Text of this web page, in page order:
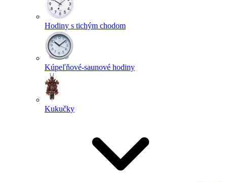
Hodiny s tichým chodom
Kúpeľňové-saunové hodiny
Kukučky